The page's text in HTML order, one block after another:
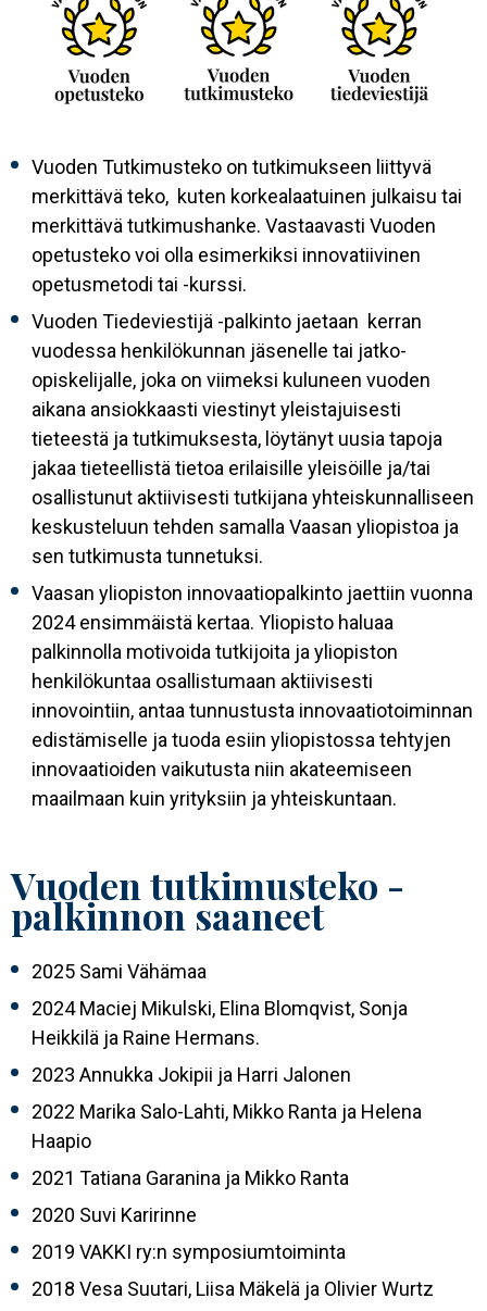
Vuoden Tutkimusteko on tutkimukseen liittyvä
merkittävä teko, kuten korkealaatuinen julkaisu tai
merkittävä tutkimushanke. Vastaavasti Vuoden
opetusteko voi olla esimerkiksi innovatiivinen
opetusmetodi tai -kurssi.
Vuoden Tiedeviestijä -palkinto jaetaan kerran
vuodessa henkilökunnan jäsenelle tai jatko-
opiskelijalle, joka on viimeksi kuluneen vuoden
aikana ansiokkaasti viestinyt yleistajuisesti
tieteestä ja tutkimuksesta, löytänyt uusia tapoja
jakaa tieteellistä tietoa erilaisille yleisöille ja/tai
osallistunut aktiivisesti tutkijana yhteiskunnalliseen
keskusteluun tehden samalla Vaasan yliopistoa ja
sen tutkimusta tunnetuksi.
Vaasan yliopiston innovaatiopalkinto jaettiin vuonna
2024 ensimmäistä kertaa. Yliopisto haluaa
palkinnolla motivoida tutkijoita ja yliopiston
henkilökuntaa osallistumaan aktiivisesti
innovointiin, antaa tunnustusta innovaatiotoiminnan
edistämiselle ja tuoda esiin yliopistossa tehtyjen
innovaatioiden vaikutusta niin akateemiseen
maailmaan kuin yrityksiin ja yhteiskuntaan.
Vuoden tutkimusteko -
palkinnon saaneet
2025 Sami Vähämaa
2024 Maciej Mikulski, Elina Blomqvist, Sonja
Heikkilä ja Raine Hermans.
2023 Annukka Jokipii ja Harri Jalonen
2022 Marika Salo-Lahti, Mikko Ranta ja Helena
Haapio
2021 Tatiana Garanina ja Mikko Ranta
2020 Suvi Karirinne
2019 VAKKI ry:n symposiumtoiminta
2018 Vesa Suutari, Liisa Mäkelä ja Olivier Wurtz